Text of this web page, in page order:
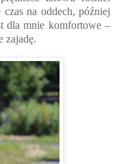
na oddech, później
dla mnie komfortowe –
zajadę.